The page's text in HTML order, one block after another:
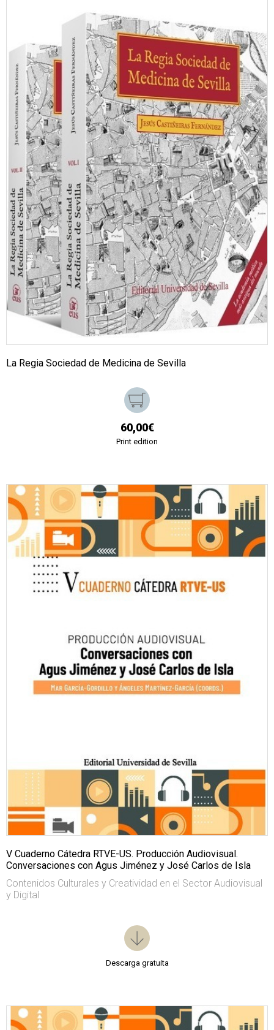
La Regia Sociedad de Medicina de Sevilla
60,00€
Print edition
V Cuaderno Cátedra RTVE-US. Producción Audiovisual.
Conversaciones con Agus Jiménez y José Carlos de Isla
Contenidos Culturales y Creatividad en el Sector Audiovisual
y Digital
Descarga gratuita